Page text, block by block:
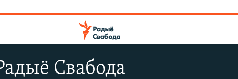
Свабода